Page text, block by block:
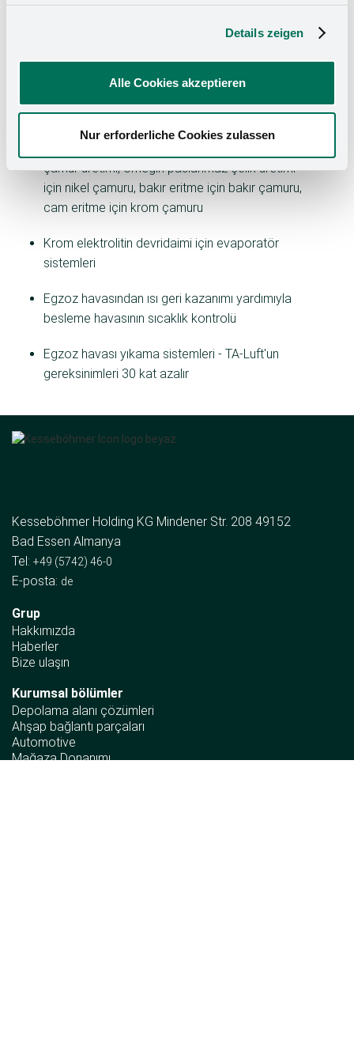
Details zeigen
Alle Cookies akzeptieren
Nur erforderliche Cookies zulassen
Yıkama suyu devridaimi
Devridaim su arıtma
çamur üretimi, örneğin paslanmaz çelik üretimi
için nikel çamuru, bakır eritme için bakır çamuru,
cam eritme için krom çamuru
Krom elektrolitin devridaimi için evaporatör
sistemleri
Egzoz havasından ısı geri kazanımı yardımıyla
besleme havasının sıcaklık kontrolü
Egzoz havası yıkama sistemleri - TA-Luft'un
gereksinimleri 30 kat azalır
Kesseböhmer Holding KG Mindener Str. 208 49152
Bad Essen Almanya
Tel: +49 (5742) 46-0
E-posta: de
Grup
Hakkımızda
Haberler
Bize ulaşın
Kurumsal bölümler
Depolama alanı çözümleri
Ahşap bağlantı parçaları
Automotive
Mağaza Donanımı